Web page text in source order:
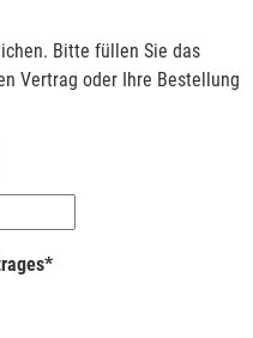
Bitte füllen Sie das
Vertrag oder Ihre Bestellung